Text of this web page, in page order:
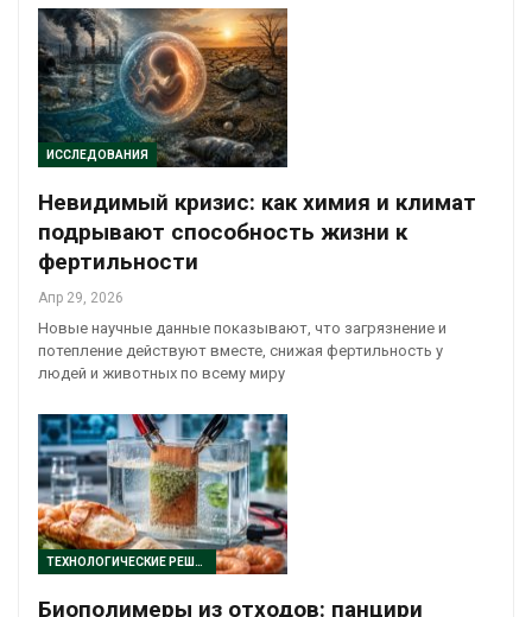
ИССЛЕДОВАНИЯ
Невидимый кризис: как химия и климат
подрывают способность жизни к
фертильности
Апр 29, 2026
Новые научные данные показывают, что загрязнение и
потепление действуют вместе, снижая фертильность у
людей и животных по всему миру
ТЕХНОЛОГИЧЕСКИЕ РЕШЕНИЯ
Биополимеры из отходов: панцири